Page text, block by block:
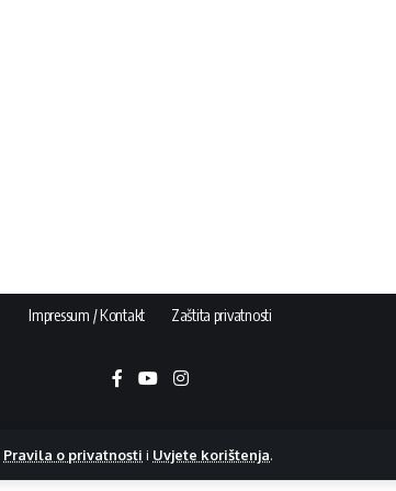
Pravila o privatnosti i Uvjete korištenja.
Impressum / Kontakt Zaštita privatnosti